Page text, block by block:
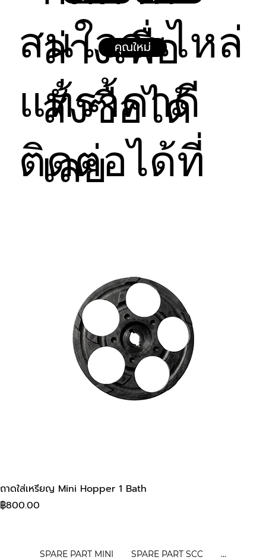
ล่างเพื่อ
สั่งซื้อได้
เลย
สนใจอะไหล่
แท้ราคาดี
ติดต่อได้ที่
คุณใหม่
ถาดใส่เหรียญ Mini Hopper 1 Bath
Price
฿800.00
อย่างต่อเนื่อง
อัปเกรดและดูแลรักษาง่าย: แผงวงจรถูกจัดวางเลย์
เอาต์มาอย่างเป็นระเบียบ ง่ายต่อการเสียบสายไฟ
ซ่อมบำรุง หรือเปลี่ยนอะไหล่เมื่อเกิดปัญหา
การบัดกรี หรือชิ้นส่วนอิเล็กทรอนิกส์บนแผงวงจรที่
ไม่ได้มาตรฐานจากโรงงาน
ฟรีค่าบริการตรวจเช็ค ซ่อมแซม และเปลี่ยนชิ้นส่วน
ภายใต้การใช้งานตามปกติในระยะเวลารับประกัน
ข้อยกเว้นการรับประกัน (ไม่ครอบคลุมกรณีดังต่อไปนี้):
แพรหรือพอร์ตผิดช่อง, หรือการจ่ายกระแสไฟผิด
สเปกจนทำให้แผงวงจรช็อต ไหม้ หรือมีรอยไหม้บน
ตัวบอร์ด
ความเสียหายที่เกิดจากระบบไฟฟ้าในพื้นที่ขัดข้อง
รุนแรง (เช่น ไฟตก, ไฟเกิน, ไฟกระชาก) โดยไม่มี
อุปกรณ์ป้องกันไฟกระชาก
ความเสียหายจากการตกหล่น กระแทก หรือมีรอย
แตกร้าวบนแผงวงจร
ความเสียหายจากสิ่งแปลกปลอม ของเหลว สาร
SPARE PART MINI SPARE PART SCC ...